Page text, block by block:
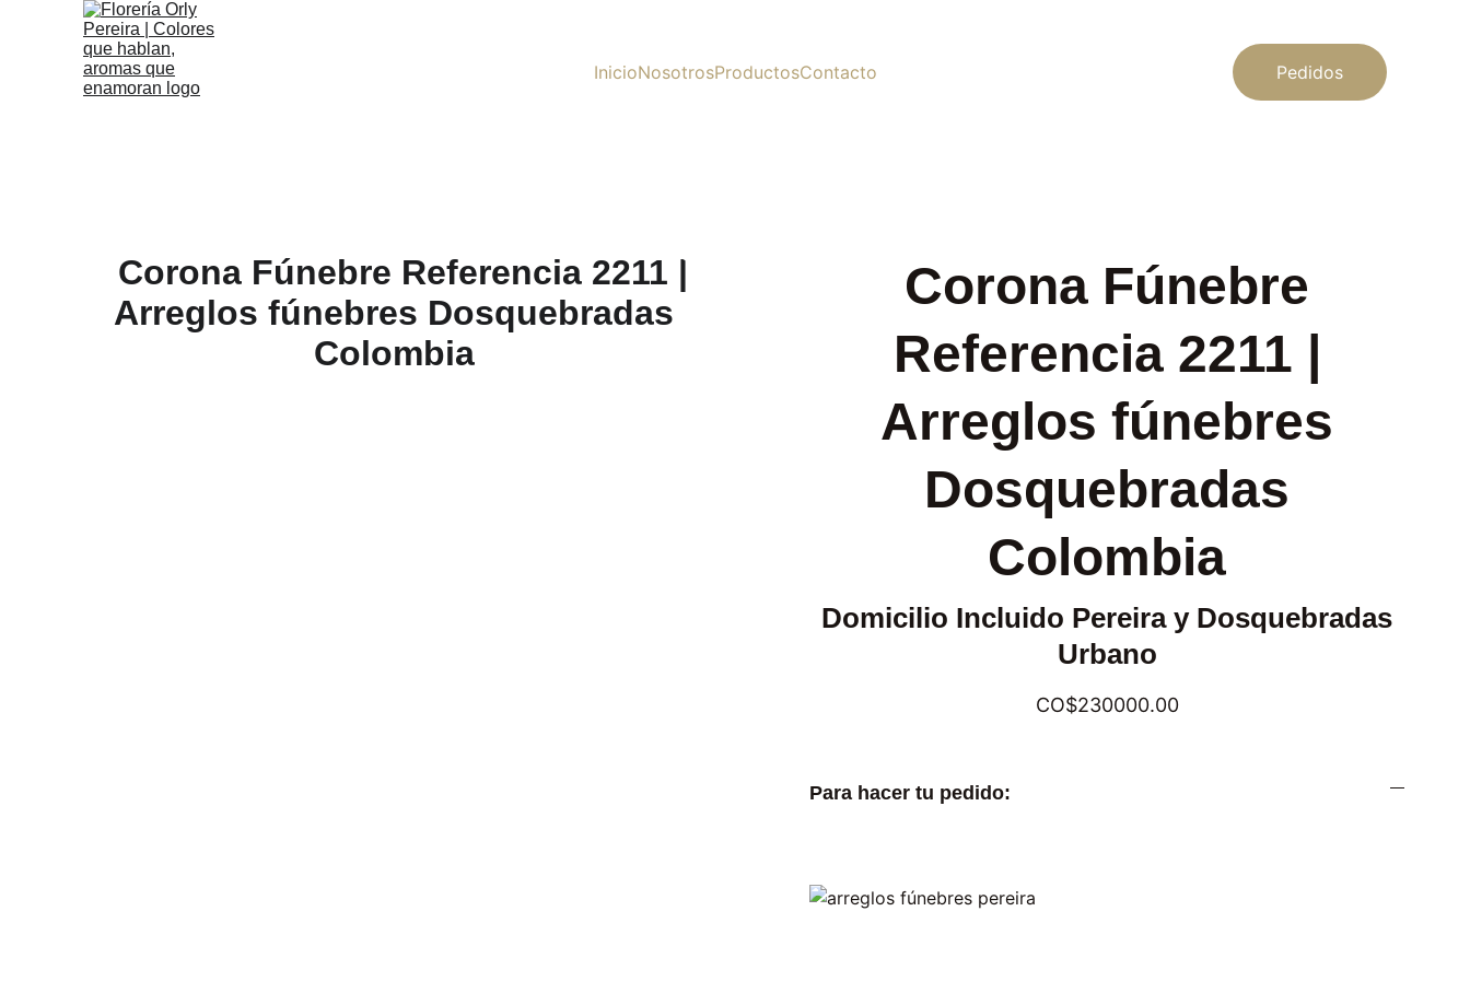
InicioNosotrosProductosContacto Pedidos
Corona Fúnebre
Referencia 2211 |
Arreglos fúnebres
Dosquebradas
Colombia
Domicilio Incluido Pereira y Dosquebradas
Urbano
CO$230000.00
Para hacer tu pedido: